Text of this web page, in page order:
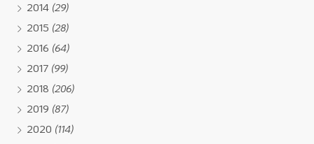
2014 (29)
2015 (28)
2016 (64)
2017 (99)
2018 (206)
2019 (87)
2020 (114)